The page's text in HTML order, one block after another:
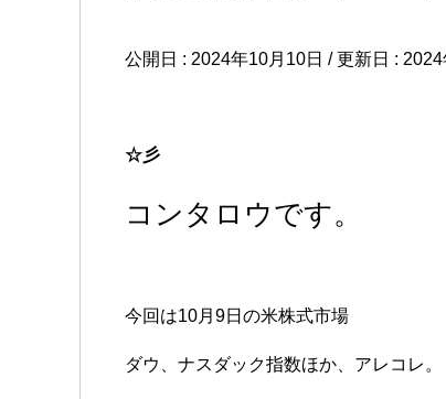
公開日 : 2024年10月10日 / 更新日 : 2024
☆彡
コンタロウです。
今回は10月9日の米株式市場
ダウ、ナスダック指数ほか、アレコレ。